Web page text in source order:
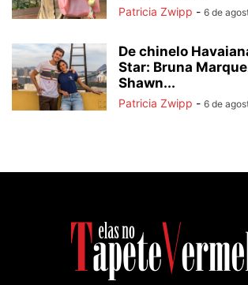
Patricia Zwipp - 6 de
De chinelo
Star: Bruna
Shawn...
Patricia Zwipp - 6 de